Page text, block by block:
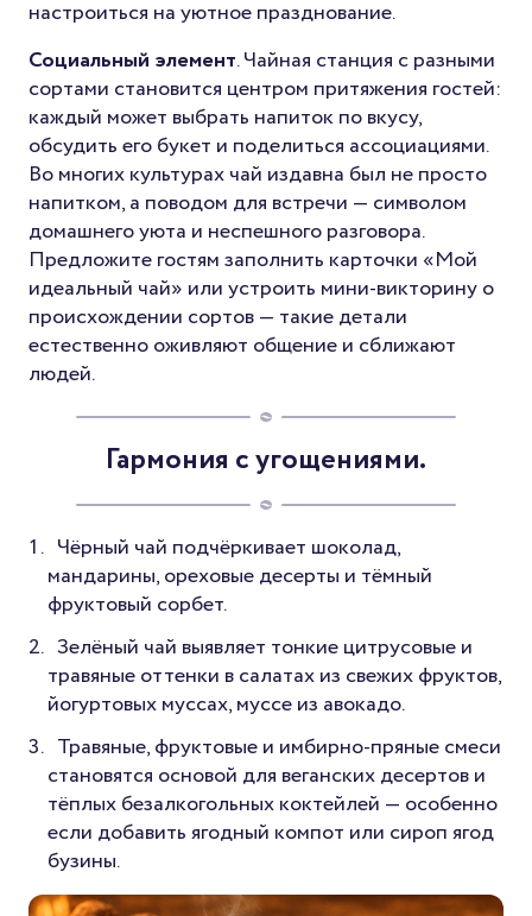
настроиться на уютное празднование.
Социальный элемент. Чайная станция с разными
сортами становится центром притяжения гостей:
каждый может выбрать напиток по вкусу,
обсудить его букет и поделиться ассоциациями.
Во многих культурах чай издавна был не просто
напитком, а поводом для встречи — символом
домашнего уюта и неспешного разговора.
Предложите гостям заполнить карточки «Мой
идеальный чай» или устроить мини-викторину о
происхождении сортов — такие детали
естественно оживляют общение и сближают
людей.
Гармония с угощениями.
Чёрный чай подчёркивает шоколад,
мандарины, ореховые десерты и тёмный
фруктовый сорбет.
Зелёный чай выявляет тонкие цитрусовые и
травяные оттенки в салатах из свежих фруктов,
йогуртовых муссах, муссе из авокадо.
Травяные, фруктовые и имбирно-пряные смеси
становятся основой для веганских десертов и
тёплых безалкогольных коктейлей — особенно
если добавить ягодный компот или сироп ягод
бузины.